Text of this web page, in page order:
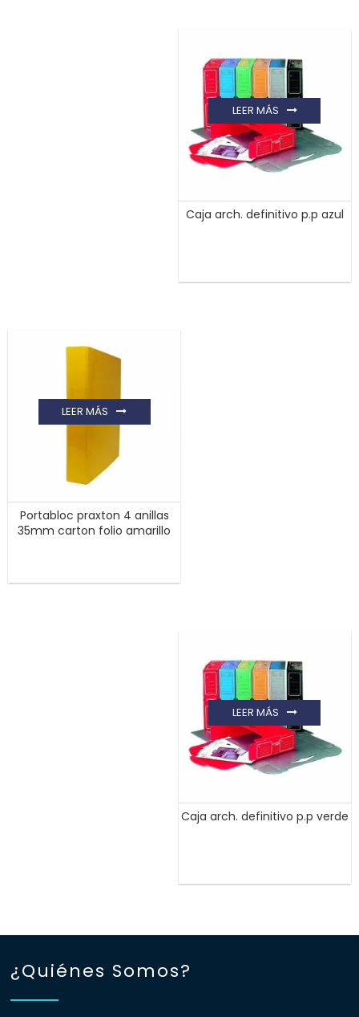
Caja arch. definitivo p.p azul
LEER MÁS
Portabloc praxton 4 anillas
35mm carton folio amarillo
LEER MÁS
Caja arch. definitivo p.p verde
LEER MÁS
¿Quiénes Somos?